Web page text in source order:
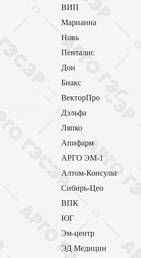
ВИП
Марианна
Новь
Пенталис
Дон
Биакс
ВекторПро
Дэльфа
Ляпко
Апифарм
АРГО ЭМ-1
Алтом-Консульт
Сибирь-Цео
ВПК
ЮГ
Эм-центр
ЭД Медицин